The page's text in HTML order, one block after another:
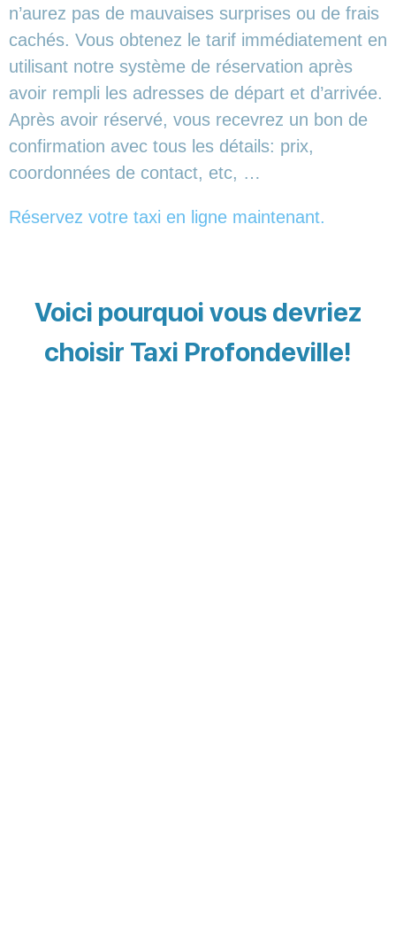
n’aurez pas de mauvaises surprises ou de frais
cachés. Vous obtenez le tarif immédiatement en
utilisant notre système de réservation après
avoir rempli les adresses de départ et d’arrivée.
Après avoir réservé, vous recevrez un bon de
confirmation avec tous les détails: prix,
coordonnées de contact, etc, …
Réservez votre taxi en ligne maintenant.
Voici pourquoi vous devriez
choisir Taxi Profondeville!